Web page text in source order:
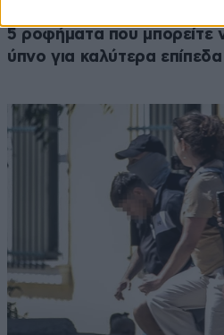
5 ροφήματα που μπορείτε
ύπνο για καλύτερα